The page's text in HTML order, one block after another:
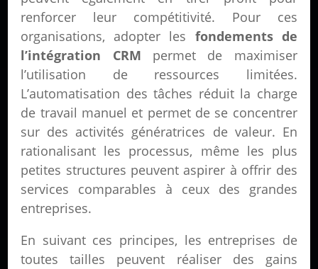
renforcer leur compétitivité. Pour ces
organisations, adopter les fondements de
l’intégration CRM permet de maximiser
l’utilisation de ressources limitées.
L’automatisation des tâches réduit la charge
de travail manuel et permet de se concentrer
sur des activités génératrices de valeur. En
rationalisant les processus, même les plus
petites structures peuvent aspirer à offrir des
services comparables à ceux des grandes
entreprises.
En suivant ces principes, les entreprises de
toutes tailles peuvent réaliser des gains